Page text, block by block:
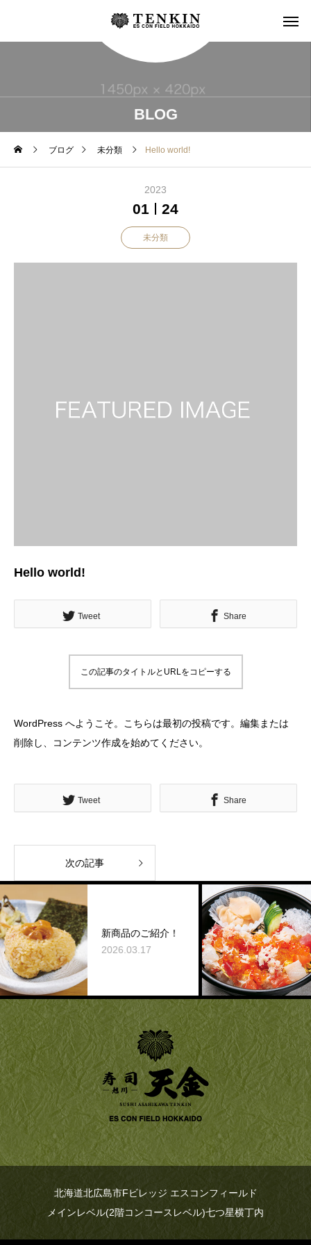
BLOG
ブログ 未分類 Hello world!
2023
01 24
未分類
Hello world!
Tweet Share
この記事のタイトルとURLをコピーする
WordPress へようこそ。こちらは最初の投稿です。編集または
削除し、コンテンツ作成を始めてください。
Tweet Share
次の記事
新商品のご紹介！
2026.03.17
北海道北広島市Fビレッジ エスコンフィールド
メインレベル(2階コンコースレベル)七つ星横丁内